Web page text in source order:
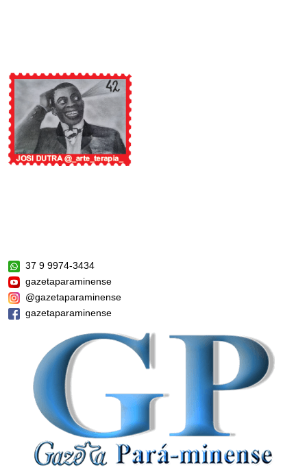
37 9 9974-3434
gazetaparaminense
@gazetaparaminense
gazetaparaminense